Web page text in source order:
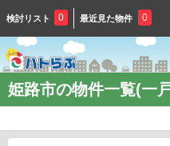
検討リスト 0 最近見た物件 0
姫路市の物件一覧(一